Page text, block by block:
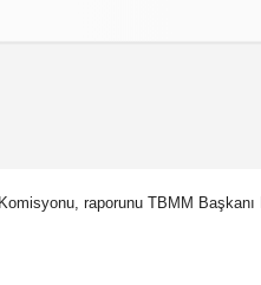
raporunu TBMM